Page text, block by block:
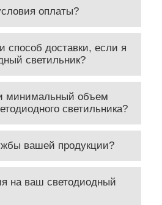
оплаты?
способ доставки, если я
светильник?
минимальный объем
светильника?
вашей продукции?
на ваш светодиодный